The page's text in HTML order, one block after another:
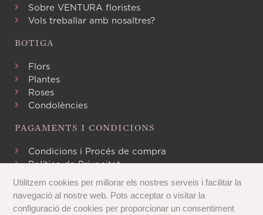
Sobre VENTURA floristes
Vols treballar amb nosaltres?
BOTIGA
Flors
Plantes
Roses
Condolències
PAGAMENTS I CONDICIONS
Condicions i Procés de compra
Política de Privacitat
Política de Cookies
Utilitzem cookies per millorar els nostres serveis i facilitar la
navegació al nostre web. Pots acceptar o visitar la
configuració de cookies per proporcionar un consentiment